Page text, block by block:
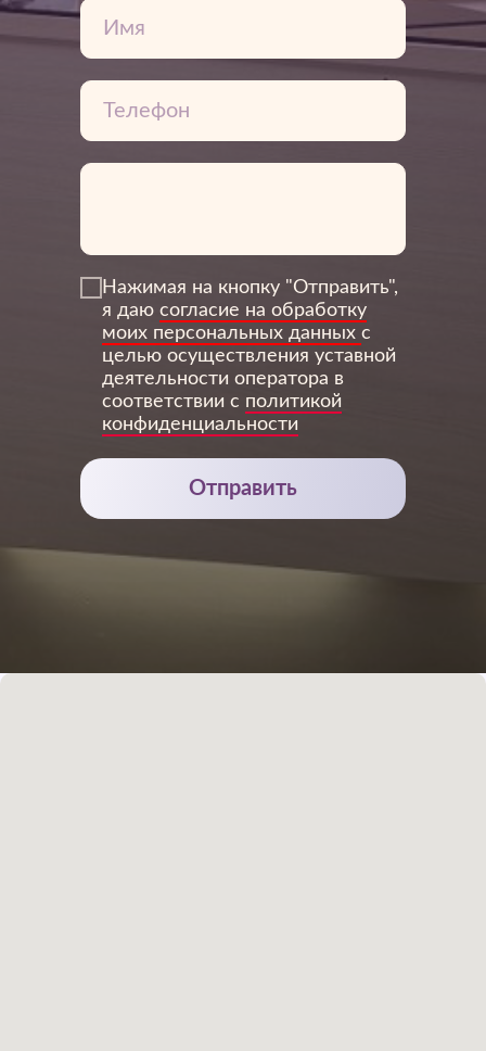
Нажимая на кнопку "Отправить",
я даю согласие на обработку
моих персональных данных с
целью осуществления уставной
деятельности оператора в
соответствии с политикой
конфиденциальности
Отправить